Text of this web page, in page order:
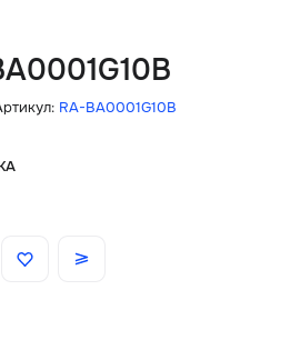
RA-BA0001G10B